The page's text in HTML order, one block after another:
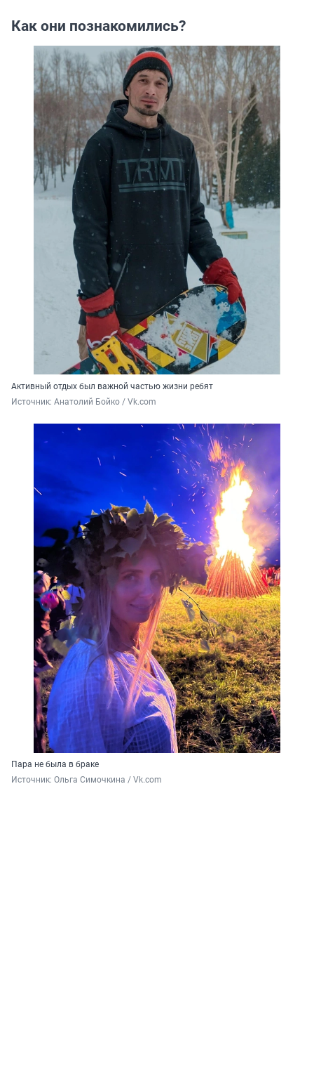
Как они познакомились?
Активный отдых был важной частью жизни ребят
Источник: Анатолий Бойко / Vk.com
Пара не была в браке
Источник: Ольга Симочкина / Vk.com